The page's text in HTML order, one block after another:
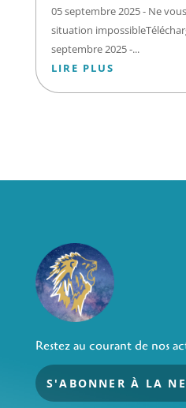
05 septembre 2025 - Ne
situation
septembre 2025 -...
LIRE PLUS
Restez au courant de nos
S'ABONNER À LA